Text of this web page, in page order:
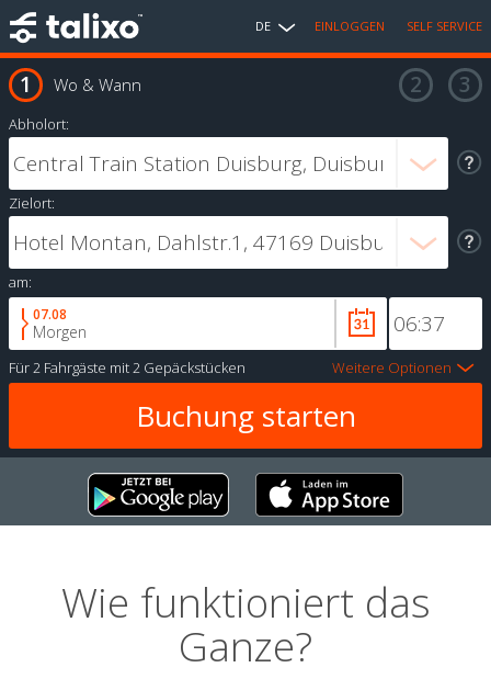
DE EINLOGGEN SELF SERVICE
Wo & Wann
Abholort:
Zielort:
am:
07.08
Morgen
Für2 Fahrgäste mit2 Gepäckstücken Weitere Optionen
Wie funktioniert das
Ganze?